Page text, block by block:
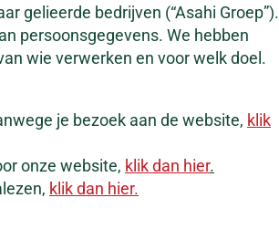
gelieerde bedrijven (“Asahi Groep”).
persoonsgegevens. We hebben
wie verwerken en voor welk doel.
je bezoek aan de website, klik
onze website, klik dan hier.
klik dan hier.